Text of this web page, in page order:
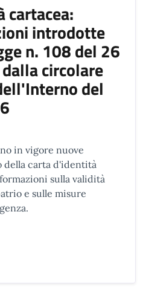
cartacea:
introdotte
n. 108 del 26
circolare
del
in vigore nuove
della carta d'identità
sulla validità
e sulle misure